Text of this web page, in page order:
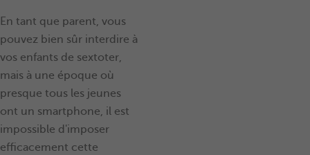
En tant que parent, vous
pouvez bien sûr interdire à
vos enfants de sextoter,
mais à une époque où
presque tous les jeunes
ont un smartphone, il est
impossible d'imposer
efficacement cette